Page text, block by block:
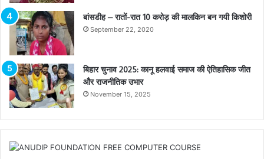
बांसडीह – रातों-रात 10 करोड़ की मालकिन बन गयी किशोरी
September 22, 2020
बिहार चुनाव 2025: कानू हलवाई समाज की ऐतिहासिक जीत
और राजनीतिक उभार
November 15, 2025